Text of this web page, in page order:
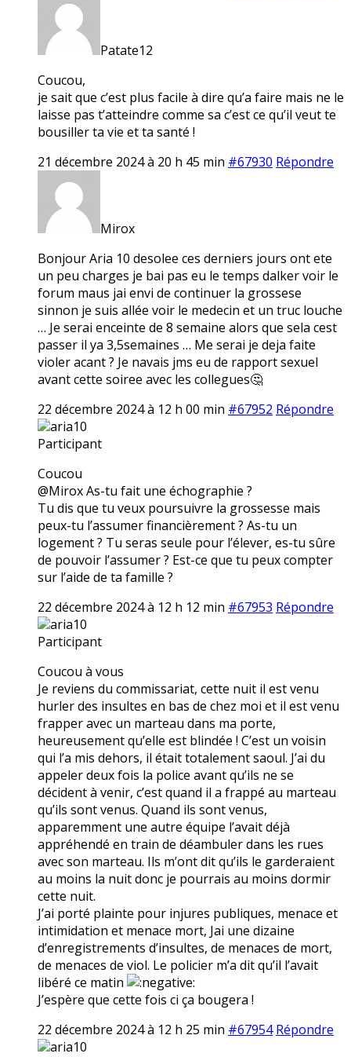
Patate12
Coucou,
je sait que c’est plus facile à dire qu’a faire mais ne le
laisse pas t’atteindre comme sa c’est ce qu’il veut te
bousiller ta vie et ta santé !
21 décembre 2024 à 20 h 45 min #67930 Répondre
Mirox
Bonjour Aria 10 desolee ces derniers jours ont ete
un peu charges je bai pas eu le temps dalker voir le
forum maus jai envi de continuer la grossese
sinnon je suis allée voir le medecin et un truc louche
… Je serai enceinte de 8 semaine alors que sela cest
passer il ya 3,5semaines … Me serai je deja faite
violer acant ? Je navais jms eu de rapport sexuel
avant cette soiree avec les collegues🤔
22 décembre 2024 à 12 h 00 min #67952 Répondre
aria10
Participant
Coucou
@Mirox As-tu fait une échographie ?
Tu dis que tu veux poursuivre la grossesse mais
peux-tu l’assumer financièrement ? As-tu un
logement ? Tu seras seule pour l’élever, es-tu sûre
de pouvoir l’assumer ? Est-ce que tu peux compter
sur l’aide de ta famille ?
22 décembre 2024 à 12 h 12 min #67953 Répondre
aria10
Participant
Coucou à vous
Je reviens du commissariat, cette nuit il est venu
hurler des insultes en bas de chez moi et il est venu
frapper avec un marteau dans ma porte,
heureusement qu’elle est blindée ! C’est un voisin
qui l’a mis dehors, il était totalement saoul. J’ai du
appeler deux fois la police avant qu’ils ne se
décident à venir, c’est quand il a frappé au marteau
qu’ils sont venus. Quand ils sont venus,
apparemment une autre équipe l’avait déjà
appréhendé en train de déambuler dans les rues
avec son marteau. Ils m’ont dit qu’ils le garderaient
au moins la nuit donc je pourrais au moins dormir
cette nuit.
J’ai porté plainte pour injures publiques, menace et
intimidation et menace mort, Jai une dizaine
d’enregistrements d’insultes, de menaces de mort,
de menaces de viol. Le policier m’a dit qu’il l’avait
libéré ce matin
J’espère que cette fois ci ça bougera !
22 décembre 2024 à 12 h 25 min #67954 Répondre
aria10